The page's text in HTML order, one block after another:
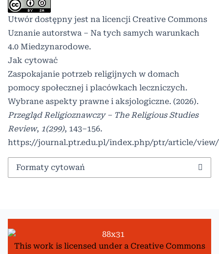
Utwór dostępny jest na licencji Creative Commons
Uznanie autorstwa – Na tych samych warunkach
4.0 Miedzynarodowe.
Jak cytować
Zaspokajanie potrzeb religijnych w domach
pomocy społecznej i placówkach leczniczych.
Wybrane aspekty prawne i aksjologiczne. (2026).
Przegląd Religioznawczy – The Religious Studies
Review, 1(299), 143–156.
https://journal.ptr.edu.pl/index.php/ptr/article/view/
Formaty cytowań
This work is licensed under a Creative Commons